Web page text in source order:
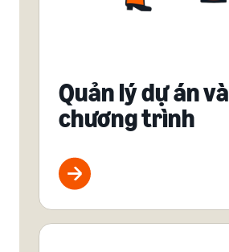
Quản lý dự án và
chương trình